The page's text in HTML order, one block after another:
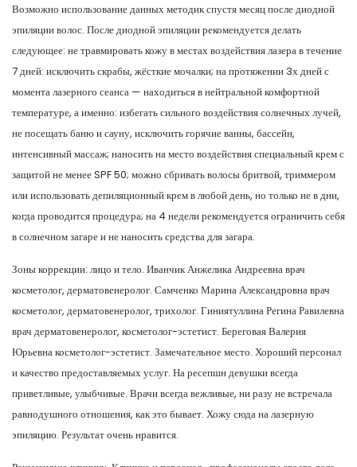
Возможно использование данных методик спустя месяц после диодной
эпиляции волос. После диодной эпиляции рекомендуется делать
следующее: не травмировать кожу в местах воздействия лазера в течение
7 дней: исключить скрабы, жёсткие мочалки; на протяжении 3х дней с
момента лазерного сеанса — находиться в нейтральной комфортной
температуре, а именно: избегать сильного воздействия солнечных лучей,
не посещать баню и сауну, исключить горячие ванны, бассейн,
интенсивный массаж; наносить на место воздействия специальный крем с
защитой не менее SPF 50; можно сбривать волосы бритвой, триммером
или использовать депиляционный крем в любой день, но только не в дни,
когда проводится процедура; на 4 недели рекомендуется ограничить себя
в солнечном загаре и не наносить средства для загара.
Зоны коррекции: лицо и тело. Иванчик Анжелика Андреевна врач
косметолог, дерматовенеролог. Самченко Марина Александровна врач
косметолог, дерматовенеролог, трихолог. Гиниятуллина Регина Равилевна
врач дерматовенеролог, косметолог-эстетист. Береговая Валерия
Юрьевна косметолог-эстетист. Замечательное место. Хороший персонал
и качество предоставляемых услуг. На ресепшн девушки всегда
приветливые, улыбчивые. Врачи всегда вежливые, ни разу не встречала
равнодушного отношения, как это бывает. Хожу сюда на лазерную
эпиляцию. Результат очень нравится.